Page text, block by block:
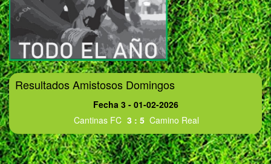
Resultados Amistosos Domingos
Fecha 3 - 01-02-2026
Cantinas FC 3: 5 Camino Real